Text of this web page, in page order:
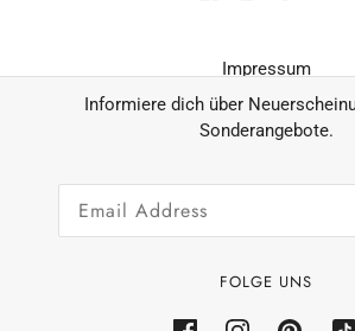
Impressum
Datenschutz
AGB´s
Zahlungsarten & Versand
Rückerstattungsrichtlinie
Informiere dich über
Sonderangebote.
FOLGE UNS